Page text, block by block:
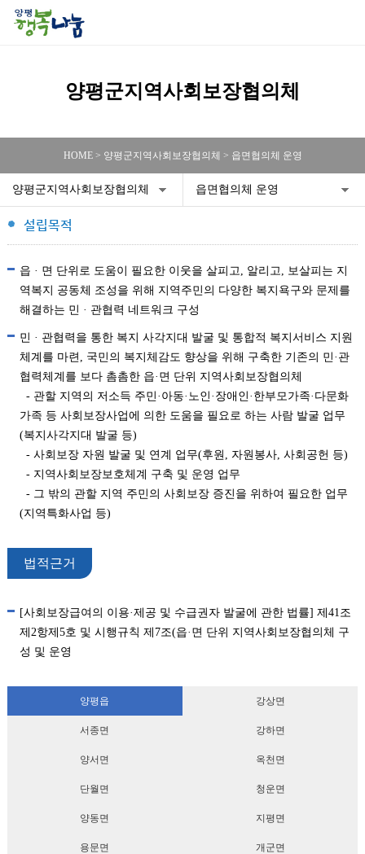
양평군지역사회보장협의체
HOME > 양평군지역사회보장협의체 > 읍면협의체 운영
양평군지역사회보장협의체 읍면협의체 운영
설립목적
읍 · 면 단위로 도움이 필요한 이웃을 살피고, 알리고, 보살피는 지
역복지 공동체 조성을 위해 지역주민의 다양한 복지욕구와 문제를
해결하는 민 · 관협력 네트워크 구성
민 · 관협력을 통한 복지 사각지대 발굴 및 통합적 복지서비스 지원
체계를 마련, 국민의 복지체감도 향상을 위해 구축한 기존의 민·관
협력체계를 보다 촘촘한 읍·면 단위 지역사회보장협의체
- 관할 지역의 저소득 주민·아동·노인·장애인·한부모가족·다문화
가족 등 사회보장사업에 의한 도움을 필요로 하는 사람 발굴 업무
(복지사각지대 발굴 등)
- 사회보장 자원 발굴 및 연계 업무(후원, 자원봉사, 사회공헌 등)
- 지역사회보장보호체계 구축 및 운영 업무
- 그 밖의 관할 지역 주민의 사회보장 증진을 위하여 필요한 업무
(지역특화사업 등)
법적근거
[사회보장급여의 이용·제공 및 수급권자 발굴에 관한 법률] 제41조
제2항제5호 및 시행규칙 제7조(읍·면 단위 지역사회보장협의체 구
성 및 운영
양평읍 강상면
서종면 강하면
양서면 옥천면
단월면 청운면
양동면 지평면
용문면 개군면